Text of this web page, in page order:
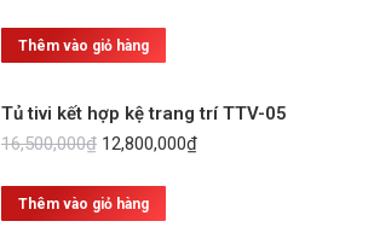
là:
14,100,000₫.
Thêm vào giỏ hàng
Tủ tivi kết hợp kệ trang trí TTV-05
16,500,000₫ Giá
là:
16,500,000₫.
12,800,000₫Giá
Thêm vào giỏ hàng